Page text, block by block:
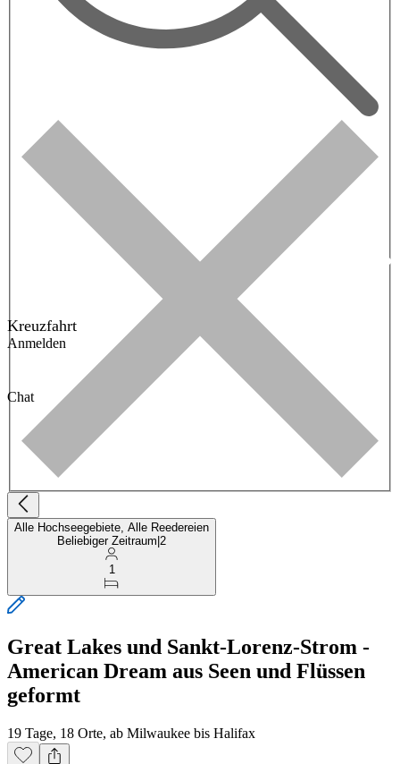
Kreuzfahrt
Anmelden
Chat
Alle Hochseegebiete, Alle Reedereien
Beliebiger Zeitraum 2
1
Great Lakes und Sankt-Lorenz-Strom -
American Dream aus Seen und Flüssen
geformt
19 Tage, 18 Orte, ab Milwaukee bis Halifax